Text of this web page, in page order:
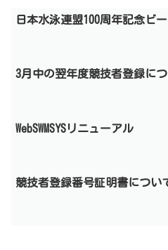
日本水泳連盟100周年記念ビ
3月中の翌年度競技者登録に
WebSWMSYSリニューアル
競技者登録番号証明書につい